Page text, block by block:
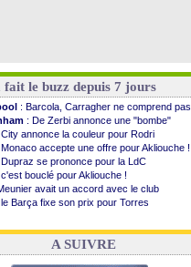
fait le buzz depuis 7 jours
: Barcola, Carragher ne comprend pas
: De Zerbi annonce une "bombe"
City annonce la couleur pour Rodri
Monaco accepte une offre pour Akliouche !
Dupraz se prononce pour la LdC
c'est bouclé pour Akliouche !
avait un accord avec le club
le Barça fixe son prix pour Torres
: Torres souhaite rejoindre le PSG !
A SUIVRE